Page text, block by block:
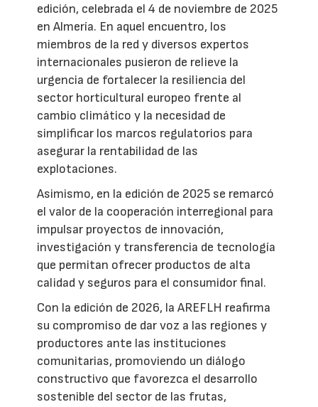
edición, celebrada el 4 de noviembre de 2025
en Almería. En aquel encuentro, los
miembros de la red y diversos expertos
internacionales pusieron de relieve la
urgencia de fortalecer la resiliencia del
sector horticultural europeo frente al
cambio climático y la necesidad de
simplificar los marcos regulatorios para
asegurar la rentabilidad de las
explotaciones.
Asimismo, en la edición de 2025 se remarcó
el valor de la cooperación interregional para
impulsar proyectos de innovación,
investigación y transferencia de tecnología
que permitan ofrecer productos de alta
calidad y seguros para el consumidor final.
Con la edición de 2026, la AREFLH reafirma
su compromiso de dar voz a las regiones y
productores ante las instituciones
comunitarias, promoviendo un diálogo
constructivo que favorezca el desarrollo
sostenible del sector de las frutas,